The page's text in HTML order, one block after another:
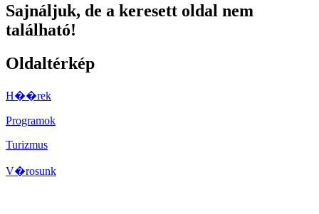
Sajnáljuk, de a keresett oldal nem
található!
Oldaltérkép
H��rek
Programok
Turizmus
V�rosunk